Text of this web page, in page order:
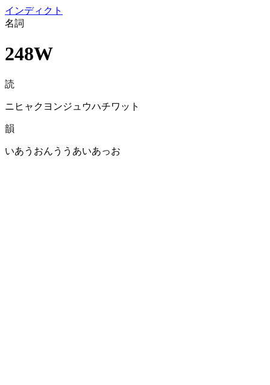
インディクト
名詞
248W
読
ニヒャクヨンジュウハチワット
韻
いあうおんううあいあっお